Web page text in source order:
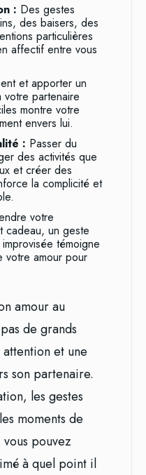
: Des gestes
des baisers, des
particulières
affectif entre vous
et apporter un
votre partenaire
montre votre
envers lui.
: Passer du
des activités que
et créer des
la complicité et
votre
cadeau, un geste
témoigne
votre amour pour
amour au
de grands
et une
son partenaire.
les gestes
moments de
pouvez
à quel point il